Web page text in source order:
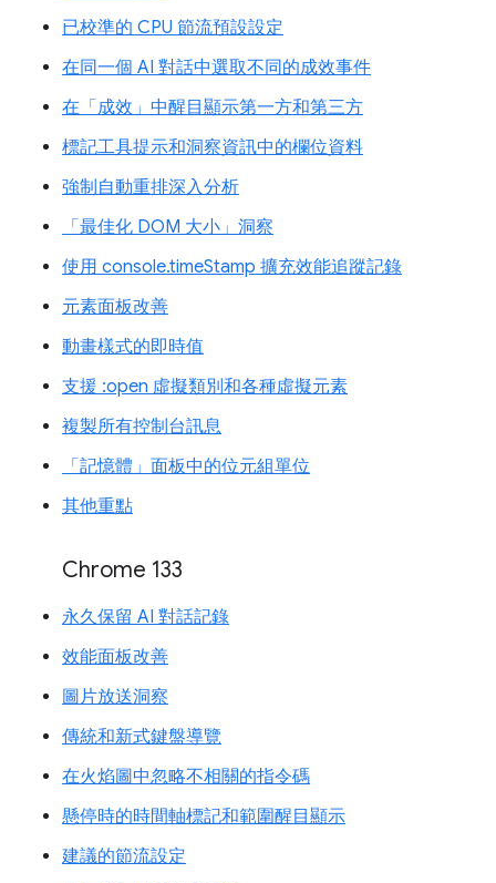
已校準的 CPU 節流預設設定
在同一個 AI 對話中選取不同的成效事件
在「成效」中醒目顯示第一方和第三方
標記工具提示和洞察資訊中的欄位資料
強制自動重排深入分析
「最佳化 DOM 大小」洞察
使用 console.timeStamp 擴充效能追蹤記錄
元素面板改善
動畫樣式的即時值
支援 :open 虛擬類別和各種虛擬元素
複製所有控制台訊息
「記憶體」面板中的位元組單位
其他重點
Chrome 133
永久保留 AI 對話記錄
效能面板改善
圖片放送洞察
傳統和新式鍵盤導覽
在火焰圖中忽略不相關的指令碼
懸停時的時間軸標記和範圍醒目顯示
建議的節流設定